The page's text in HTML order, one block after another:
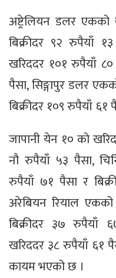
अष्ट्रेलियन डलर
बिक्रीदर ९२ रुपैयाँ
खरिददर १०१ रुपैयाँ
पैसा, सिङ्गापुर डलर
बिक्रीदर १०९ रुपैयाँ ६१
जापानी येन १० को
नौ रुपैयाँ ५३ पैसा,
रुपैयाँ ७१ पैसा र
अरेबियन रियाल
बिक्रीदर ३७ रुपैयाँ
खरिददर ३८ रुपैयाँ ६१
कायम भएको छ ।